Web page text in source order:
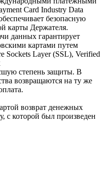
Card Industry Data
безопасную
карты Держателя.
данных гарантирует
картами путем
Sockets Layer (SSL), Verified
степень защиты. В
возвращаются на ту же
возврат денежных
с которой был произведен